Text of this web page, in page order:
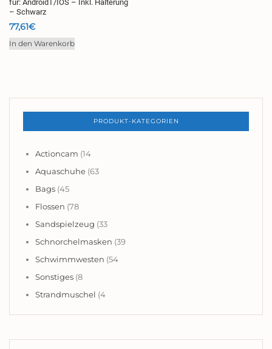
für: AndroidT/IOS – Inkl. Halterung
– Schwarz
77,61€
In den Warenkorb
PRODUKT-KATEGORIEN
Actioncam (14
Aquaschuhe (63
Bags (45
Flossen (78
Sandspielzeug (33
Schnorchelmasken (39
Schwimmwesten (54
Sonstiges (8
Strandmuschel (4